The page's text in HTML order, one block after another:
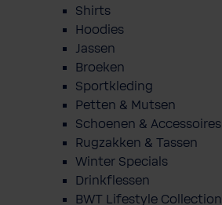
Shirts
Hoodies
Jassen
Broeken
Sportkleding
Petten & Mutsen
Schoenen & Accessoires
Rugzakken & Tassen
Winter Specials
Drinkflessen
BWT Lifestyle Collection